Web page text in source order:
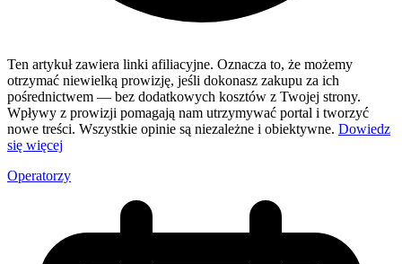
Ten artykuł zawiera linki afiliacyjne. Oznacza to, że możemy
otrzymać niewielką prowizję, jeśli dokonasz zakupu za ich
pośrednictwem — bez dodatkowych kosztów z Twojej strony.
Wpływy z prowizji pomagają nam utrzymywać portal i tworzyć
nowe treści. Wszystkie opinie są niezależne i obiektywne. Dowiedz
się więcej
Operatorzy